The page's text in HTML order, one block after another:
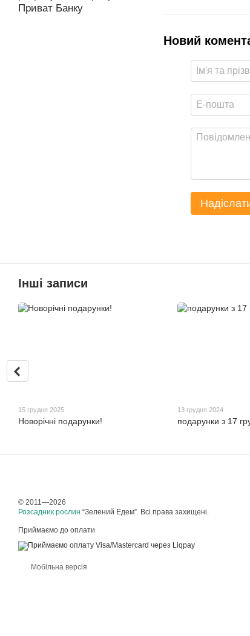
Новий
Приват Банку
Інші записи
15 грудня 2025
Новорічні подарунки!
13 грудня 2024
подарунки з 17
© 2011—2026
Розсадник рослин “Зелений Едем”. Всі права захищені.
Приймаємо до оплати
Мобільна версія